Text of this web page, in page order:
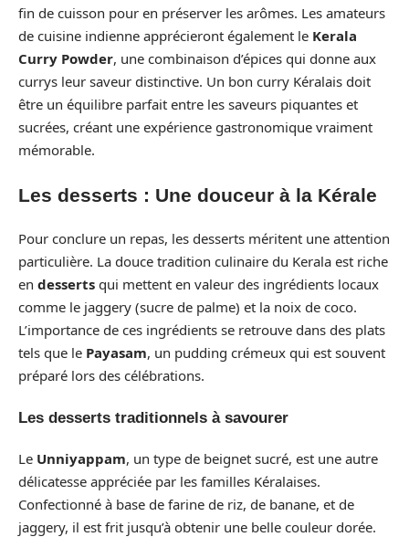
fin de cuisson pour en préserver les arômes. Les amateurs
de cuisine indienne apprécieront également le Kerala
Curry Powder, une combinaison d’épices qui donne aux
currys leur saveur distinctive. Un bon curry Kéralais doit
être un équilibre parfait entre les saveurs piquantes et
sucrées, créant une expérience gastronomique vraiment
mémorable.
Les desserts : Une douceur à la Kérale
Pour conclure un repas, les desserts méritent une attention
particulière. La douce tradition culinaire du Kerala est riche
en desserts qui mettent en valeur des ingrédients locaux
comme le jaggery (sucre de palme) et la noix de coco.
L’importance de ces ingrédients se retrouve dans des plats
tels que le Payasam, un pudding crémeux qui est souvent
préparé lors des célébrations.
Les desserts traditionnels à savourer
Le Unniyappam, un type de beignet sucré, est une autre
délicatesse appréciée par les familles Kéralaises.
Confectionné à base de farine de riz, de banane, et de
jaggery, il est frit jusqu’à obtenir une belle couleur dorée.